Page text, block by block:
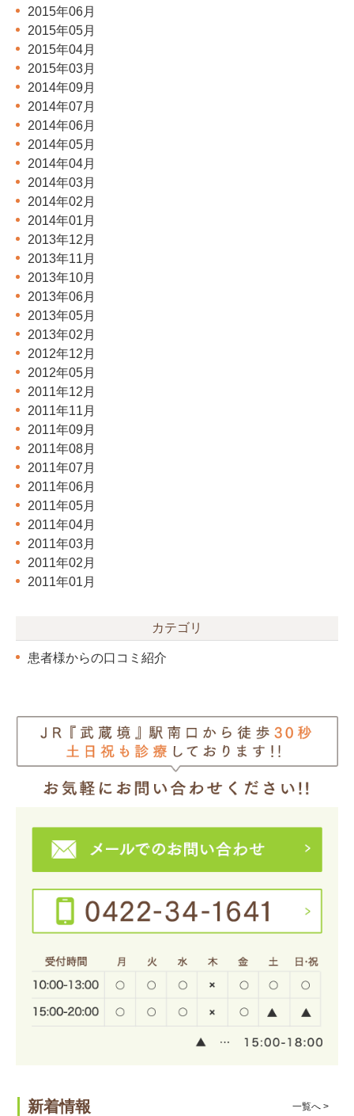
2015年06月
2015年05月
2015年04月
2015年03月
2014年09月
2014年07月
2014年06月
2014年05月
2014年04月
2014年03月
2014年02月
2014年01月
2013年12月
2013年11月
2013年10月
2013年06月
2013年05月
2013年02月
2012年12月
2012年05月
2011年12月
2011年11月
2011年09月
2011年08月
2011年07月
2011年06月
2011年05月
2011年04月
2011年03月
2011年02月
2011年01月
カテゴリ
患者様からの口コミ紹介
新着情報 一覧へ >